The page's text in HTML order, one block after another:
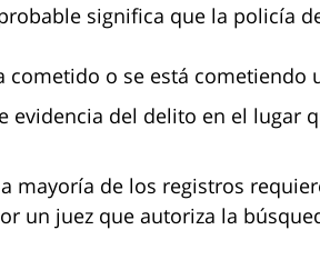
significa que la policía
cometido o se está cometiendo
evidencia del delito en el lugar
mayoría de los registros
un juez que autoriza la